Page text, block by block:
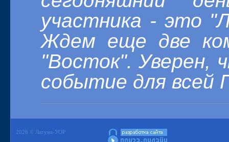
участника - это
Ждем еще две
"Восток". Уверен,
событие для всей
2026 © Лагуна-УОР